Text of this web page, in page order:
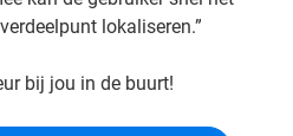
lokaliseren.”
bij jou in de buurt!